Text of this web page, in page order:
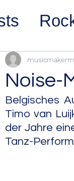
Rock
Rock
Noise-
Belgisches
Timo van
der Jahre
Tanz-